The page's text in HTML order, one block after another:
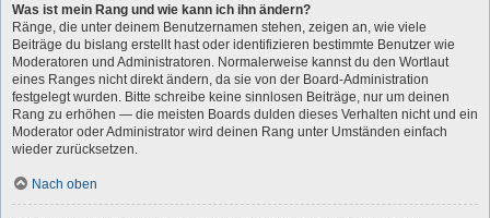
Was ist mein Rang und wie kann ich ihn ändern?
Ränge, die unter deinem Benutzernamen stehen, zeigen an, wie viele
Beiträge du bislang erstellt hast oder identifizieren bestimmte Benutzer wie
Moderatoren und Administratoren. Normalerweise kannst du den Wortlaut
eines Ranges nicht direkt ändern, da sie von der Board-Administration
festgelegt wurden. Bitte schreibe keine sinnlosen Beiträge, nur um deinen
Rang zu erhöhen — die meisten Boards dulden dieses Verhalten nicht und ein
Moderator oder Administrator wird deinen Rang unter Umständen einfach
wieder zurücksetzen.
Nach oben